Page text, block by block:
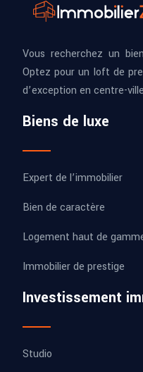
Vous recherchez un
Optez pour un loft de
d’exception en centre-
Biens de luxe
Expert de l’immobilier
Bien de caractère
Logement haut de
Immobilier de prestige
Investissement
Studio